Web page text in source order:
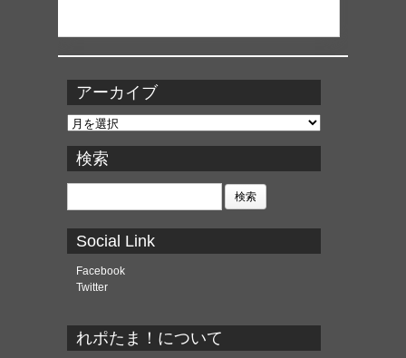
アーカイブ
ア
カ
イ
ブ
検索
検
Social Link
Facebook
Twitter
れポたま！について